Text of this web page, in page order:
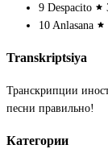
9 Despacito
10 Anlasana
Transkriptsiya
Транскрипции
песни правильно!
Категории